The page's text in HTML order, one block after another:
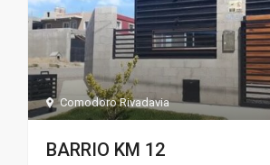
Comodoro Rivadavia
BARRIO KM 12